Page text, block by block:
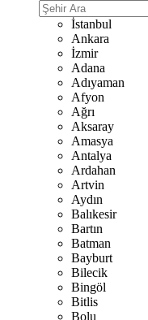
İstanbul
Ankara
İzmir
Adana
Adıyaman
Afyon
Ağrı
Aksaray
Amasya
Antalya
Ardahan
Artvin
Aydın
Balıkesir
Bartın
Batman
Bayburt
Bilecik
Bingöl
Bitlis
Bolu